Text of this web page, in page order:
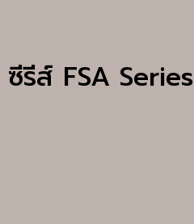
รีส์ FSA Series